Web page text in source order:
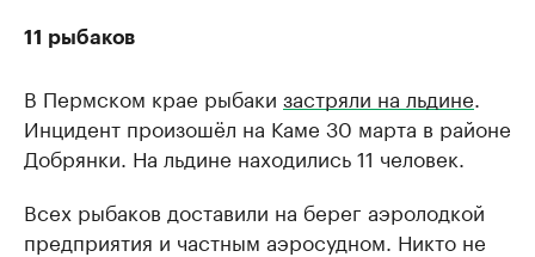
11 рыбаков
В Пермском крае рыбаки застряли на льдине
Инцидент произошёл на Каме 30 марта в районе
Добрянки. На льдине находились 11 человек.
Всех рыбаков доставили на берег аэролодкой
предприятия и частным аэросудном. Никто не